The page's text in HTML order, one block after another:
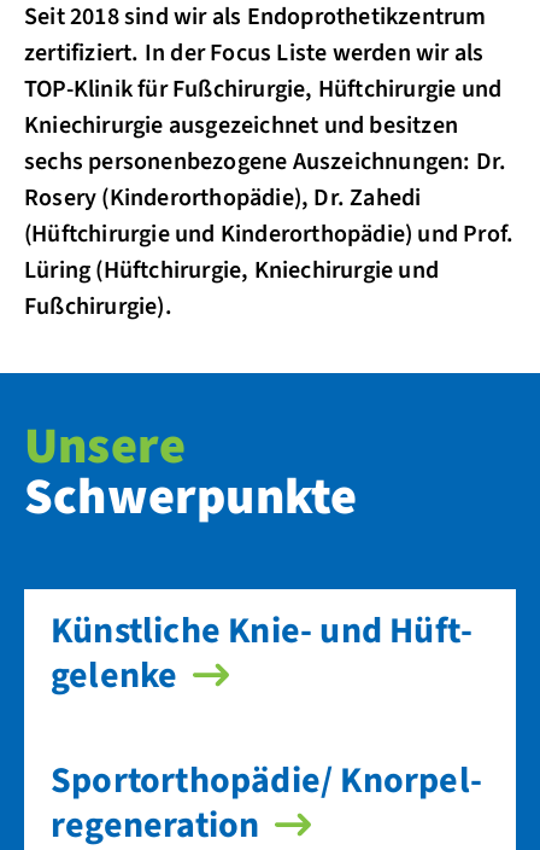
Seit 2018 sind wir als Endoprothetikzentrum
zertifiziert. In der Focus Liste werden wir als
TOP-Klinik für Fußchirurgie, Hüftchirurgie und
Kniechirurgie ausgezeichnet und besitzen
sechs personenbezogene Auszeichnungen: Dr.
Rosery (Kinderorthopädie), Dr. Zahedi
(Hüftchirurgie und Kinderorthopädie) und Prof.
Lüring (Hüftchirurgie, Kniechirurgie und
Fußchirurgie).
Unsere
Schwerpunkte
Künstliche Knie- und Hüft­
gelenke
Sport­orthopädie/ Knorpel­
regeneration